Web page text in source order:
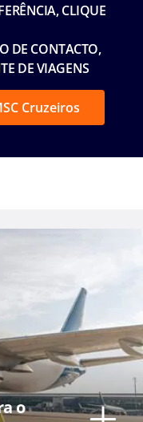
CLIQUE
DE CONTACTO,
DE VIAGENS
Cruzeiros
o